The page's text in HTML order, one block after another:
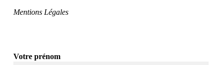
Mentions Légales
Votre prénom